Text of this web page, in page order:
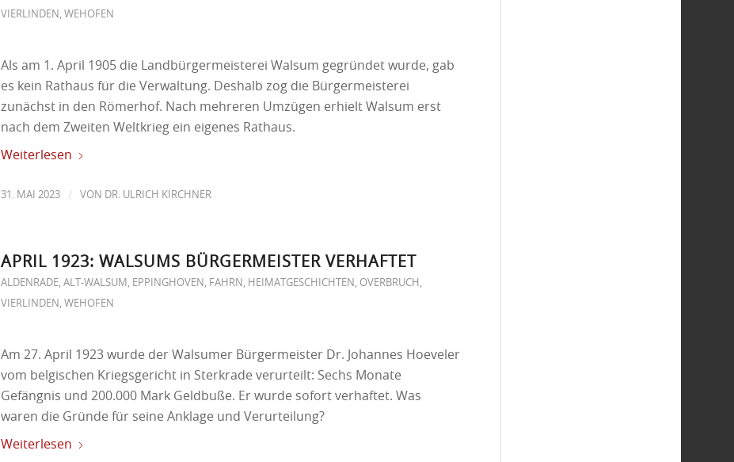
VIERLINDEN
,WEHOFEN
Als am 1. April 1905 die Landbürgermeisterei Walsum gegründet wurde, gab
es kein Rathaus für die Verwaltung. Deshalb zog die Bürgermeisterei
zunächst in den Römerhof. Nach mehreren Umzügen erhielt Walsum erst
nach dem Zweiten Weltkrieg ein eigenes Rathaus.
Weiterlesen
31. MAI 2023 / VON DR. ULRICH KIRCHNER
APRIL 1923: WALSUMS BÜRGERMEISTER VERHAFTET
ALDENRADE,ALT-WALSUM , EPPINGHOVEN , FAHRN , HEIMATGESCHICHTEN , OVERBRUCH ,
VIERLINDEN ,WEHOFEN
Am 27. April 1923 wurde der Walsumer Bürgermeister Dr. Johannes Hoeveler
vom belgischen Kriegsgericht in Sterkrade verurteilt: Sechs Monate
Gefängnis und 200.000 Mark Geldbuße. Er wurde sofort verhaftet. Was
waren die Gründe für seine Anklage und Verurteilung?
Weiterlesen